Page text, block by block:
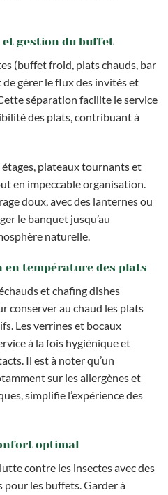
et gestion du buffet
(buffet froid, plats chauds, bar
gérer le flux des invités et
séparation facilite le service
des plats, contribuant à
plateaux tournants et
en impeccable organisation.
doux, avec des lanternes ou
le banquet jusqu’au
naturelle.
température des plats
et chafing dishes
conserver au chaud les plats
Les verrines et bocaux
à la fois hygiénique et
Il est à noter qu’un
sur les allergènes et
simplifie l’expérience des
optimal
contre les insectes avec des
les buffets. Garder à